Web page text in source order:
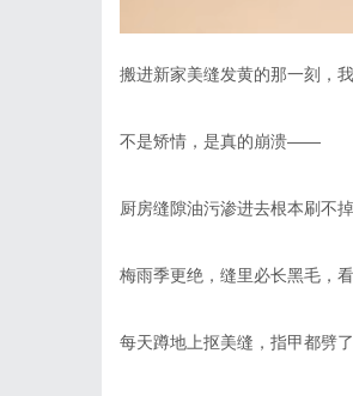
搬进新家美缝发黄的那一刻，
不是矫情，是真的崩溃——
厨房缝隙油污渗进去根本刷
梅雨季更绝，缝里必长黑毛，
每天蹲地上抠美缝，指甲都劈